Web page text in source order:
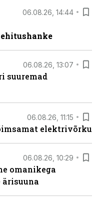
06.08.26, 14:44
06.08.26, 13:07
suuremad
06.08.26, 11:15
elektrivõrku
06.08.26, 10:29
omanikega